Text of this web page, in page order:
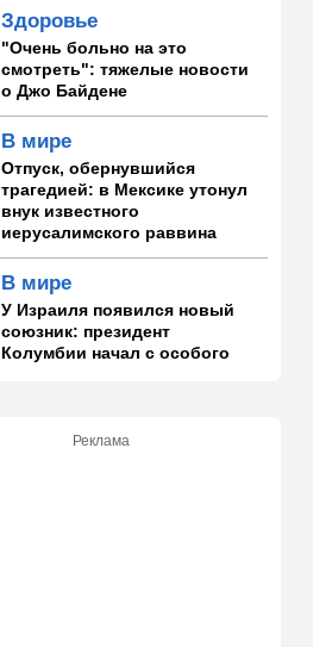
Здоровье
"Очень больно на это
смотреть": тяжелые новости
о Джо Байдене
В мире
Отпуск, обернувшийся
трагедией: в Мексике утонул
внук известного
иерусалимского раввина
В мире
У Израиля появился новый
союзник: президент
Колумбии начал с особого
Социализм поднимает
Реклама